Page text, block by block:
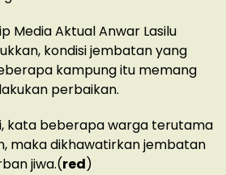
Media Aktual Anwar Lasilu
kondisi jembatan yang
kampung itu memang
perbaikan.
kata beberapa warga terutama
maka dikhawatirkan jembatan
jiwa.(red)